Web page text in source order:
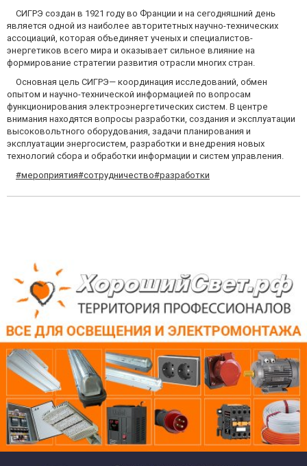
СИГРЭ создан в 1921 году во Франции и на сегодняшний день
является одной из наиболее авторитетных научно-технических
ассоциаций, которая объединяет ученых и специалистов-
энергетиков всего мира и оказывает сильное влияние на
формирование стратегии развития отрасли многих стран.
Основная цель СИГРЭ— координация исследований, обмен
опытом и научно-технической информацией по вопросам
функционирования электроэнергетических систем. В центре
внимания находятся вопросы разработки, создания и эксплуатации
высоковольтного оборудования, задачи планирования и
эксплуатации энергосистем, разработки и внедрения новых
технологий сбора и обработки информации и систем управления.
#мероприятия#сотрудничество#разработки